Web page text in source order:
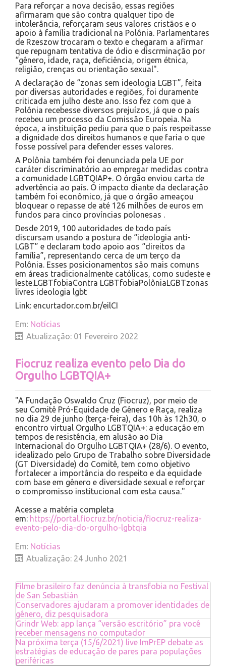
Para reforçar a nova decisão, essas regiões
afirmaram que são contra qualquer tipo de
intolerância, reforçaram seus valores cristãos e o
apoio à família tradicional na Polônia. Parlamentares
de Rzeszow trocaram o texto e chegaram a afirmar
que repugnam tentativa de ódio e discrminação por
“gênero, idade, raça, deficiência, origem étnica,
religião, crenças ou orientação sexual".
A declaração de “zonas sem ideologia LGBT”, feita
por diversas autoridades e regiões, foi duramente
criticada em julho deste ano. Isso fez com que a
Polônia recebesse diversos prejuízos, já que o país
recebeu um processo da Comissão Europeia. Na
época, a instituição pediu para que o país respeitasse
a dignidade dos direitos humanos e que faria o que
fosse possível para defender esses valores.
A Polônia também foi denunciada pela UE por
caráter discriminatório ao empregar medidas contra
a comunidade LGBTQIAP+. O órgão enviou carta de
advertência ao país. O impacto diante da declaração
também foi econômico, já que o órgão ameaçou
bloquear o repasse de até 126 milhões de euros em
fundos para cinco províncias polonesas .
Desde 2019, 100 autoridades de todo país
discursam usando a postura de “ideologia anti-
LGBT” e declaram todo apoio aos “direitos da
família”, representando cerca de um terço da
Polônia. Esses posicionamentos são mais comuns
em áreas tradicionalmente católicas, como sudeste e
leste.LGBTfobiaContra LGBTfobiaPolôniaLGBTzonas
livres ideologia lgbt
Link: encurtador.com.br/eilCI
Em: Notícias
Atualização: 01 Fevereiro 2022
Fiocruz realiza evento pelo Dia do
Orgulho LGBTQIA+
"A Fundação Oswaldo Cruz (Fiocruz), por meio de
seu Comitê Pró-Equidade de Gênero e Raça, realiza
no dia 29 de junho (terça-feira), das 10h às 12h30, o
encontro virtual Orgulho LGBTQIA+: a educação em
tempos de resistência, em alusão ao Dia
Internacional do Orgulho LGBTQIA+ (28/6). O evento,
idealizado pelo Grupo de Trabalho sobre Diversidade
(GT Diversidade) do Comitê, tem como objetivo
fortalecer a importância do respeito e da equidade
com base em gênero e diversidade sexual e reforçar
o compromisso institucional com esta causa."
Acesse a matéria completa
em: https://portal.fiocruz.br/noticia/fiocruz-realiza-
evento-pelo-dia-do-orgulho-lgbtqia
Em: Notícias
Atualização: 24 Junho 2021
Filme brasileiro faz denúncia à transfobia no Festival
de San Sebastián
Conservadores ajudaram a promover identidades de
gênero, diz pesquisadora
Grindr Web: app lança “versão escritório” pra você
receber mensagens no computador
Na próxima terça (15/6/2021) live ImPrEP debate as
estratégias de educação de pares para populações
periféricas